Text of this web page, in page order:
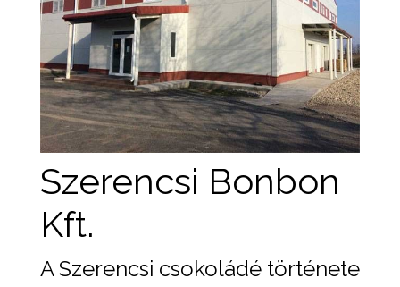
Szerencsi Bonbon
Kft.
A Szerencsi csokoládé története